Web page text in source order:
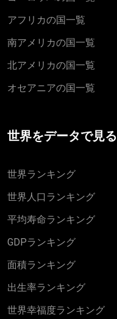
アフリカの国一覧
南アメリカの国一覧
北アメリカの国一覧
オセアニアの国一覧
世界をデータで見る
世界ランキング
世界人口ランキング
平均寿命ランキング
GDPランキング
面積ランキング
出生率ランキング
世界幸福度ランキング